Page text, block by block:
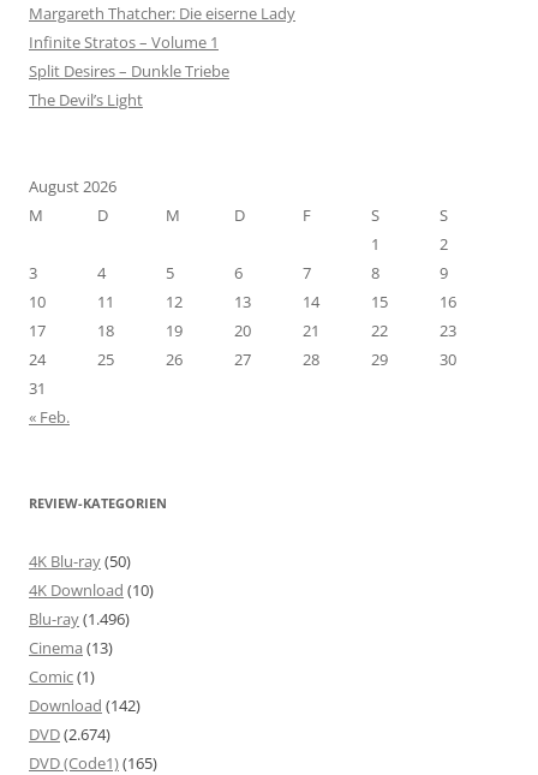
Margareth Thatcher: Die eiserne Lady
Infinite Stratos – Volume 1
Split Desires – Dunkle Triebe
The Devil’s Light
August 2026
M
D M D F S
S
1
2
3
4 5 6 7 8
9
10
11 12 13 14 15
16
17
18 19 20 21 22
23
24
25 26 27 28 29
30
31
« Feb.
REVIEW-KATEGORIEN
4K Blu-ray(50)
4K Download (10)
Blu-ray(1.496)
Cinema (13)
Comic(1)
Download (142)
DVD(2.674)
DVD (Code1)(165)